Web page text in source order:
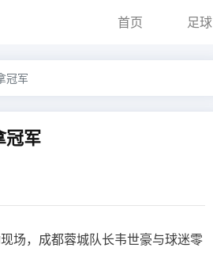
首页 足球
冠军
冠军
场，成都蓉城队长韦世豪与球迷零